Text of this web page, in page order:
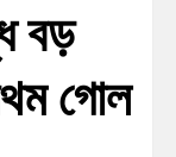
বড়
গোল